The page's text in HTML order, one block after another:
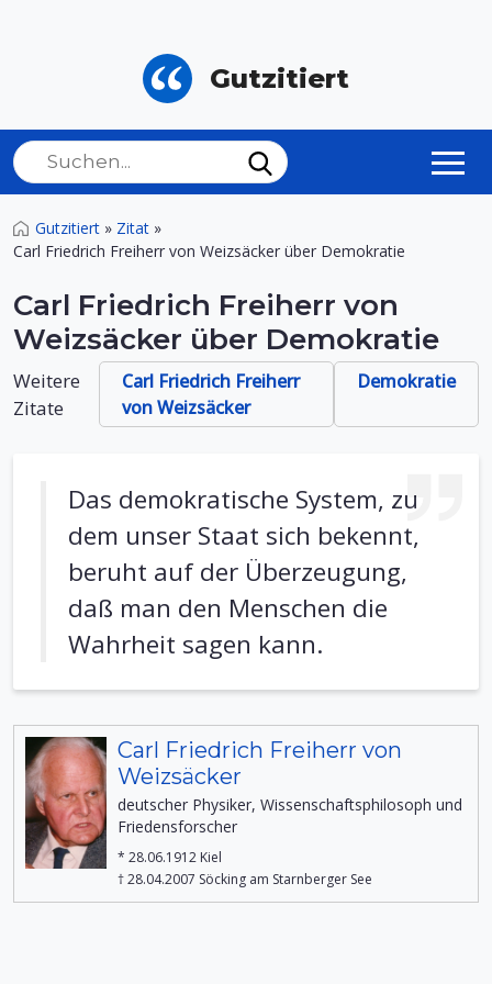
Gutzitiert
Gutzitiert » Zitat »
Carl Friedrich Freiherr von Weizsäcker über Demokratie
Carl Friedrich Freiherr von
Weizsäcker über Demokratie
Weitere
Zitate
Carl Friedrich Freiherr
von Weizsäcker
Demokratie
Das demokratische System, zu
dem unser Staat sich bekennt,
beruht auf der Überzeugung,
daß man den Menschen die
Wahrheit sagen kann.
Carl Friedrich Freiherr von
Weizsäcker
deutscher Physiker, Wissenschaftsphilosoph und
Friedensforscher
* 28.06.1912 Kiel
† 28.04.2007 Söcking am Starnberger See